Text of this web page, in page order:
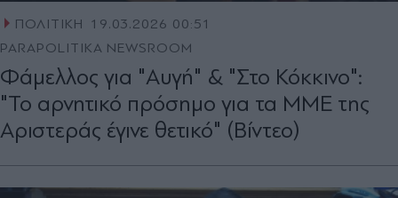
ΠΟΛΙΤΙΚΗ
19.03.2026 00:51
PARAPOLITIKA NEWSROOM
Φάμελλος για "Αυγή" & "Στο Κόκκινο":
"Το αρνητικό πρόσημο για τα ΜΜΕ της
Αριστεράς έγινε θετικό" (Βίντεο)